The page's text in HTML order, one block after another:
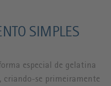
SIMPLES
especial de gelatina
criando-se primeiramente